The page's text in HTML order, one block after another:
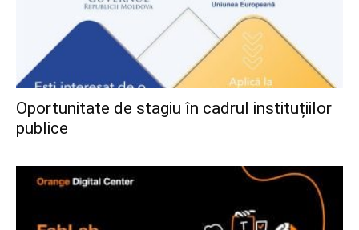
Oportunitate de stagiu în cadrul instituțiilor
publice